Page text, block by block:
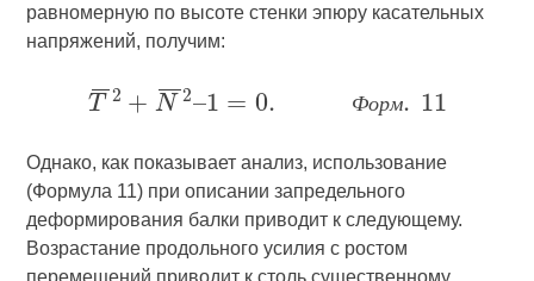
равномерную по высоте стенки эпюру касательных
напряжений, получим:
Ф о рм
Однако, как показывает анализ, использование
(Формула 11) при описании запредельного
деформирования балки приводит к следующему.
Возрастание продольного усилия с ростом